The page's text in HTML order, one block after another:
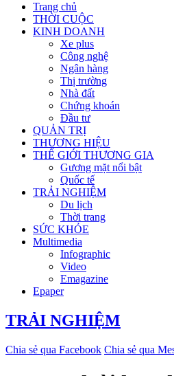
Trang chủ
THỜI CUỘC
KINH DOANH
Xe plus
Công nghệ
Ngân hàng
Thị trường
Nhà đất
Chứng khoán
Đầu tư
QUẢN TRỊ
THƯƠNG HIỆU
THẾ GIỚI THƯƠNG GIA
Gương mặt nổi bật
Quốc tế
TRẢI NGHIỆM
Du lịch
Thời trang
SỨC KHỎE
Multimedia
Infographic
Video
Emagazine
Epaper
TRẢI NGHIỆM
Chia sẻ qua Facebook Chia sẻ qua